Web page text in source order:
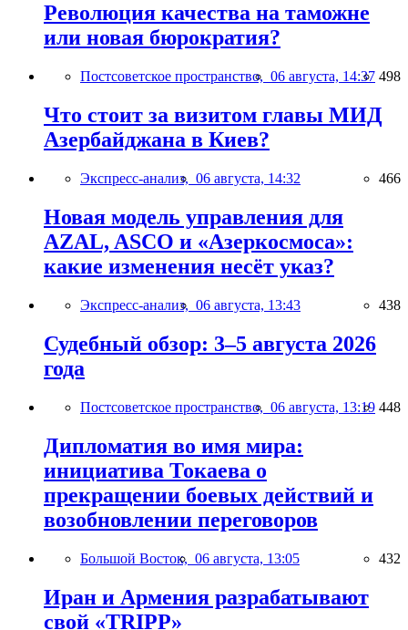
Революция качества на таможне
или новая бюрократия?
Постсоветское пространство, 06 августа, 14:37 498
Что стоит за визитом главы МИД
Азербайджана в Киев?
Экспресс-анализ, 06 августа, 14:32 466
Новая модель управления для
AZAL, ASCO и «Азеркосмоса»:
какие изменения несёт указ?
Экспресс-анализ, 06 августа, 13:43 438
Судебный обзор: 3–5 августа 2026
года
Постсоветское пространство, 06 августа, 13:19 448
Дипломатия во имя мира:
инициатива Токаева о
прекращении боевых действий и
возобновлении переговоров
Большой Восток, 06 августа, 13:05 432
Иран и Армения разрабатывают
свой «TRIPP»